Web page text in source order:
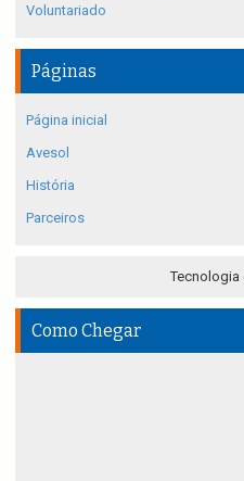
Voluntariado
Páginas
Página inicial
Avesol
História
Parceiros
Tecnologia
Como Chegar